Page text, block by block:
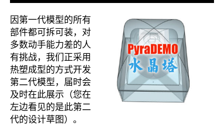
因第一代模型的所有
部件都可拆可装，对
多数动手能力差的人
有挑战，我们正采用
热塑成型的方式开发
第二代模型，届时会
及时在此展示（您在
左边看见的是此第二
代的设计草图）。